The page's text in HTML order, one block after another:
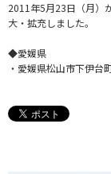
2011年5月23日（月）
大・拡充しました。
◆愛媛県
・愛媛県松山市下伊